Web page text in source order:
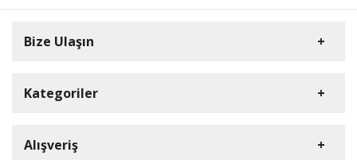
Bize Ulaşın
Kategoriler
Alışveriş